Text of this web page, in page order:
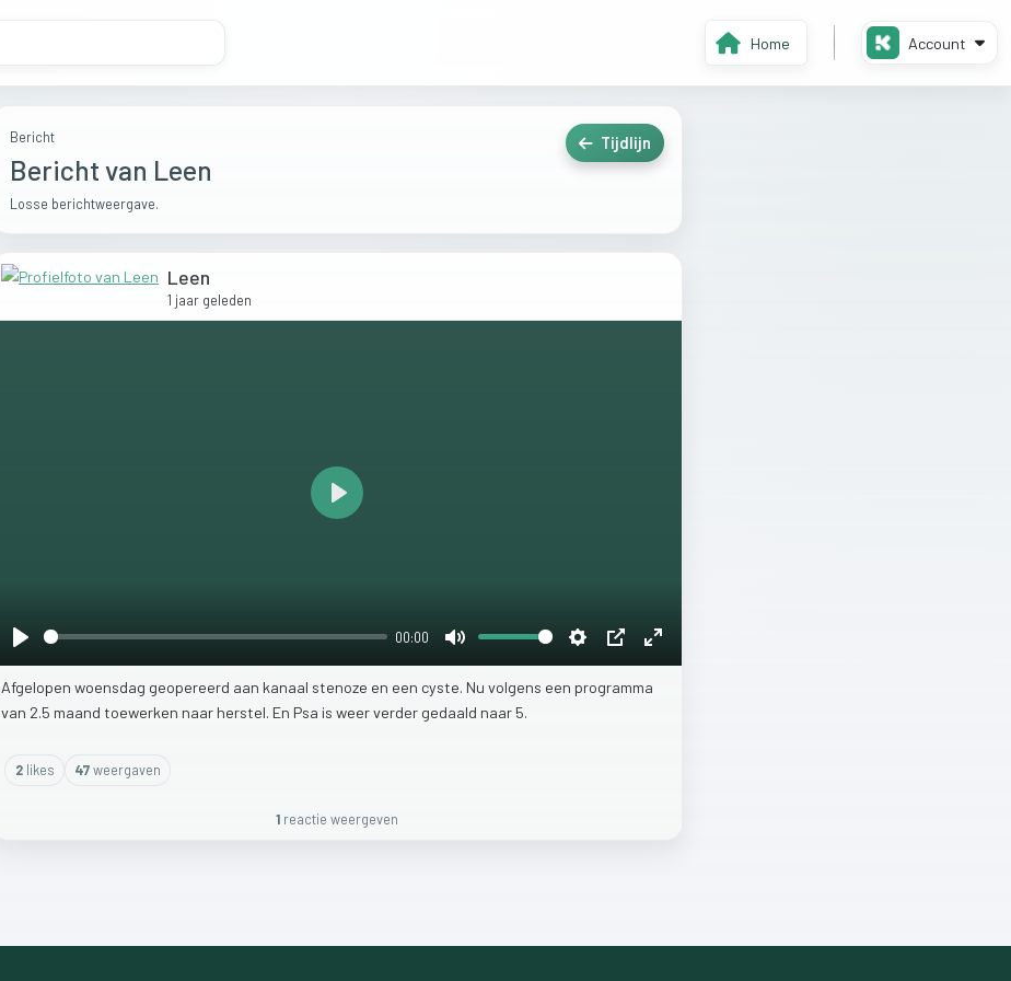
Home Account
Bericht
Bericht van Leen
Losse berichtweergave.
Tijdlijn
Leen
1 jaar geleden
00:00
Play
Afgelopen woensdag geopereerd aan kanaal stenoze en een cyste. Nu volgens een programma
van 2.5 maand toewerken naar herstel. En Psa is weerverder gedaald naar 5.
2likes 47weergaven
1 reactie weergeven